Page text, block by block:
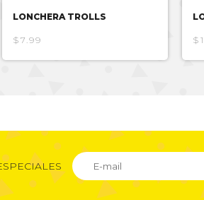
LONCHERA TROLLS
$7.99